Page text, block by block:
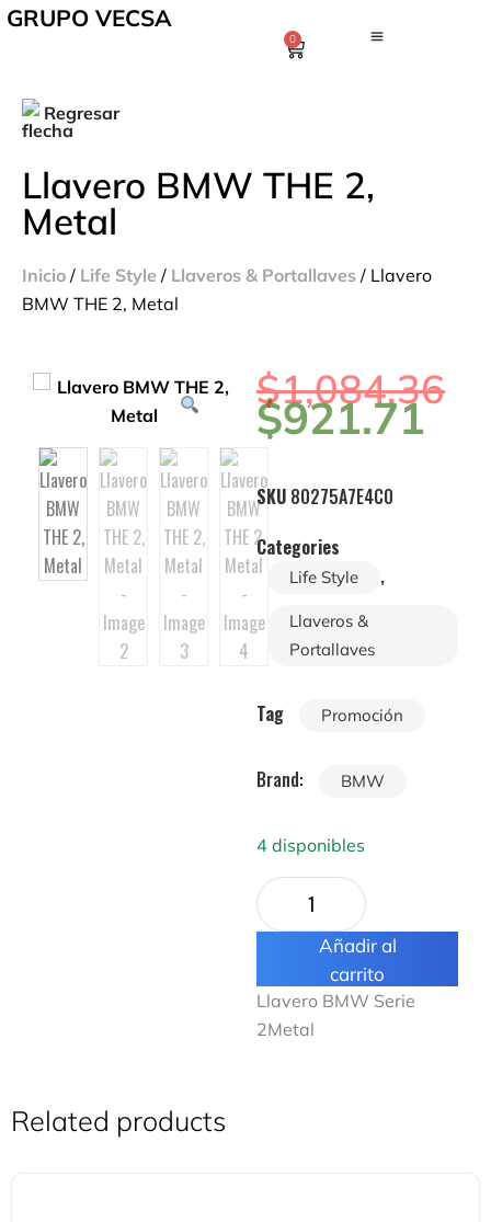
GRUPO VECSA
0
Regresar
Llavero BMW THE 2,
Metal
Inicio / Life Style / Llaveros & Portallaves / Llavero
BMW THE 2, Metal
$1,084.36
$921.71
SKU 80275A7E4C0
Categories
Life Style ,
Llaveros &
Portallaves
Tag Promoción
Brand: BMW
4 disponibles
Añadir al
carrito
Llavero BMW Serie
2Metal
Related products